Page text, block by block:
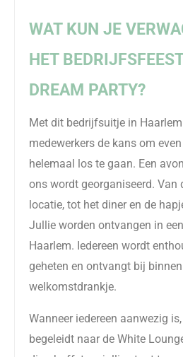
WAT KUN JE
HET
DREAM PARTY?
Met dit bedrijfsuitje in
medewerkers de kans om
helemaal los te gaan. Een
ons wordt georganiseerd. Van
locatie, tot het diner en de
Jullie worden ontvangen in
Haarlem. Iedereen wordt
geheten en ontvangt bij
welkomstdrankje.
Wanneer iedereen aanwezig
begeleidt naar de White